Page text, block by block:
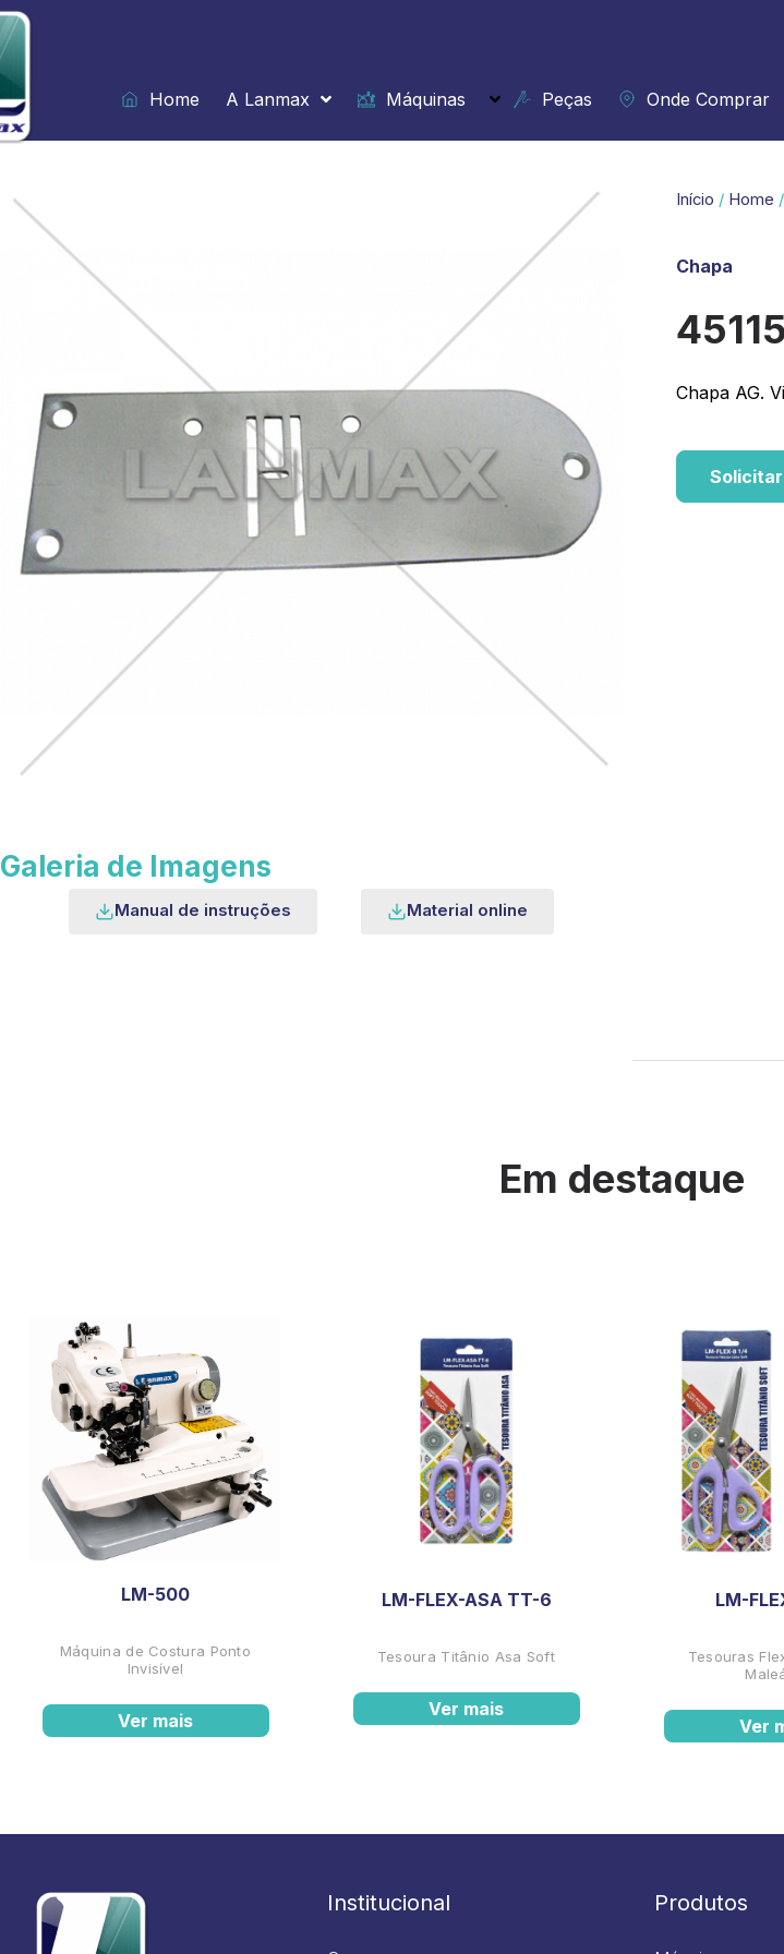
Ir
para
o
conteúdo
Home
A Lanmax Máquinas Peças Onde Comprar
Galeria de Imagens
Manual de instruções Material online
Início / Home /
Chapa
45115
Chapa AG.
Em destaque
LM-500
Máquina de Costura Ponto
Invisível
Ver mais
LM-FLEX-ASA TT-6
Tesoura Titânio Asa Soft
Ver mais
LM-
Tesouras
Ver
Institucional Produtos